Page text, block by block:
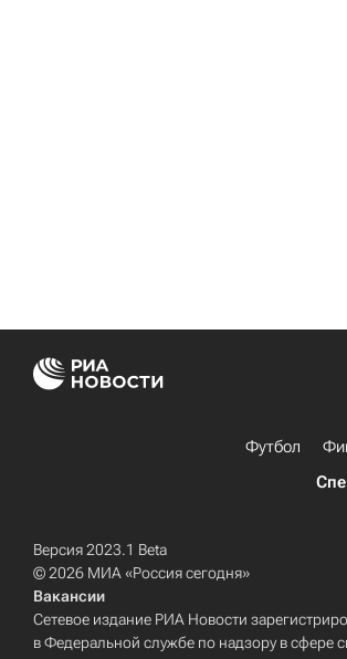
Футбол
Версия 2023.1 Beta
© 2026 МИА «Россия сегодня»
Вакансии
Сетевое издание РИА Новости
в Федеральной службе по надзору в сфере